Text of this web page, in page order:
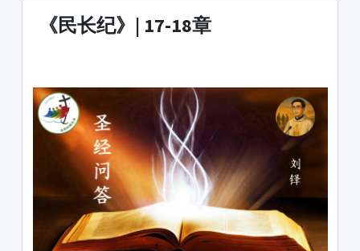
《民长纪》| 17-18章